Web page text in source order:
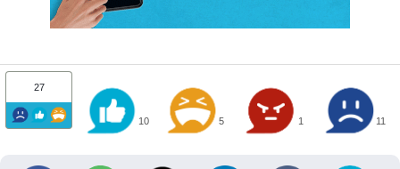
27
10 5 1 11